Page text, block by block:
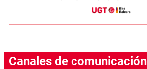
Canales de comunicación